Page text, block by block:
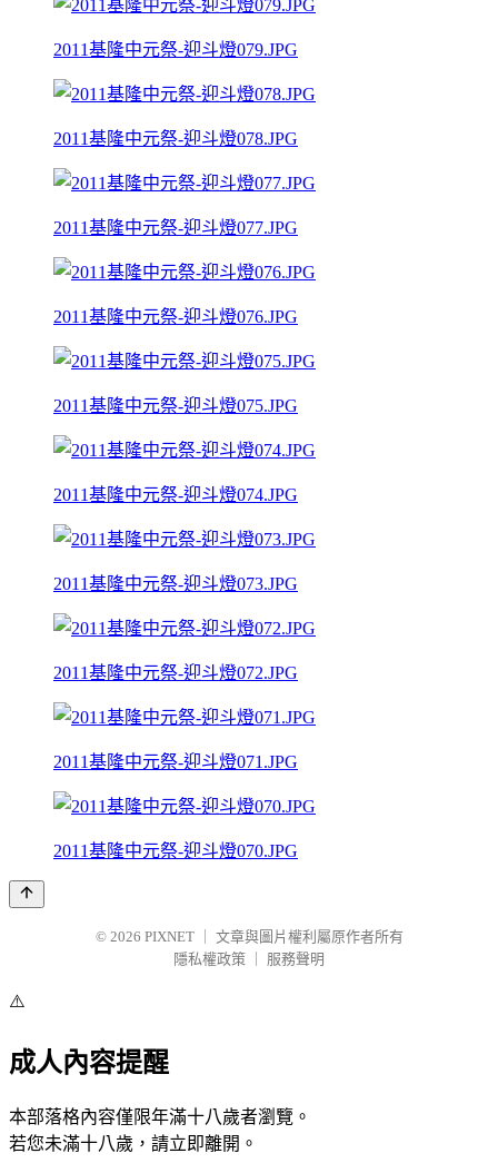
2011基隆中元祭-迎斗燈079.JPG
2011基隆中元祭-迎斗燈078.JPG
2011基隆中元祭-迎斗燈077.JPG
2011基隆中元祭-迎斗燈076.JPG
2011基隆中元祭-迎斗燈075.JPG
2011基隆中元祭-迎斗燈074.JPG
2011基隆中元祭-迎斗燈073.JPG
2011基隆中元祭-迎斗燈072.JPG
2011基隆中元祭-迎斗燈071.JPG
2011基隆中元祭-迎斗燈070.JPG
© 2026 PIXNET
文章與圖片權利屬原作者所有
隱私權政策
服務聲明
⚠️
成人內容提醒
本部落格內容僅限年滿十八歲者瀏覽。
若您未滿十八歲，請立即離開。